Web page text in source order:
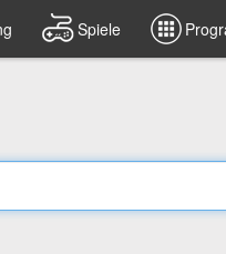
Spiele